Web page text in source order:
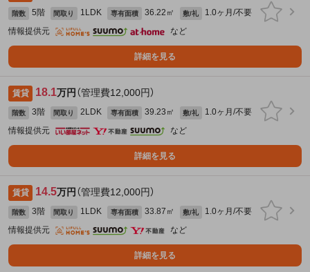
階数 5階 間取り 1LDK 専有面積 36.22㎡ 敷/礼
1.0ヶ月/不要
情報提供元
など
詳細を見る
賃貸 18.1万円 （管理費12,000円）
階数 3階 間取り 2LDK 専有面積 39.23㎡ 敷/礼
1.0ヶ月/不要
情報提供元
など
詳細を見る
賃貸 14.5万円 （管理費12,000円）
階数 3階 間取り 1LDK 専有面積 33.87㎡ 敷/礼
1.0ヶ月/不要
情報提供元
など
詳細を見る